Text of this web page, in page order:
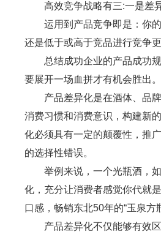
高效竞争战略有三:一是差异
运用到产品竞争即是：你的
还是低于或高于竞品进行竞争
总结成功企业的产品成功规
要展开一场血拼才有机会胜出。
产品差异化是在酒体、品牌
消费习惯和消费意识，构建新
化必须具有一定的颠覆性，推
的选择性错误。
举例来说，一个光瓶酒，如
化，充分让消费者感觉你代就
口感，畅销东北50年的“玉泉方
产品差异化不仅能够有效区